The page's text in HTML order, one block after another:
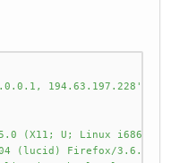
194.63.197.228'
(X11; U; Linux i686;
(lucid) Firefox/3.6.16'